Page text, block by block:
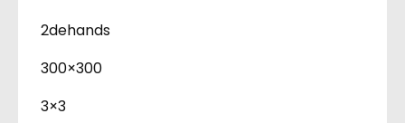
2dehands
300×300
3×3